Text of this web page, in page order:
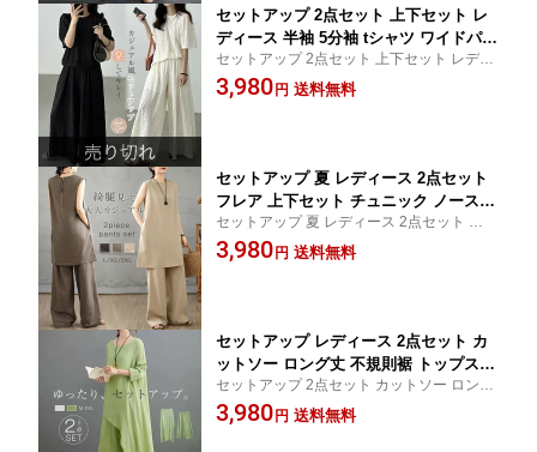
セットアップ 2点セット 上下セット レ
ディース 半袖 5分袖 tシャツ ワイドパン
ツ ガウチョパンツ ウエストゴム シンプ
ル 体型カバー ゆったり 体型カバー カ
セットアップ 2点セット 上下セット レディ
ース 半袖 5分袖 tシャツ ワイドパンツ ガウ
チョパンツ ウエストゴム シンプル 体型カ
3,980 円 送料無料
セットアップ 夏 レディース 2点セット
フレア 上下セット チュニック ノースリ
ーブ タンクトップ&ワイドパンツ ノー
スリーブ トップス ワイドパンツ 涼しい
セットアップ 夏 レディース 2点セット フレ
ア 上下セット チュニック ノースリーブ タ
ンクトップ&ワイドパンツ ノースリーブ ト
3,980 円 送料無料
セットアップ レディース 2点セット カ
ットソー ロング丈 不規則裾 トップス &
ワイドパンツ ロングパンツ 薄手 長袖
カジュアル ナチュラル 大きいサイズ ゆ
セットアップ 2点セット カットソー ロング
丈 不規則裾 トップス &ワイドパンツ ロング
パンツ 薄手 長袖 カジュアル ナチュラル 大
3,980 円 送料無料